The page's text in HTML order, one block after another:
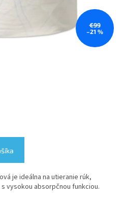
€99
–21 %
je ideálna na utieranie rúk,
vysokou absorpčnou funkciou.